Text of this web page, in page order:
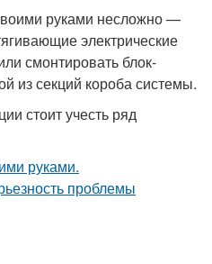
руками несложно —
электрические
смонтировать блок-
из секций короба системы.
стоит учесть ряд